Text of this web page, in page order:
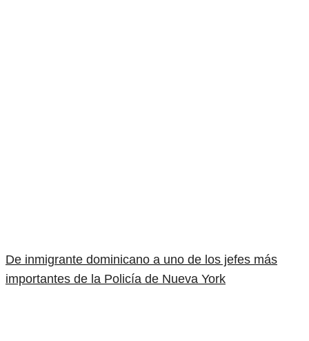
De inmigrante dominicano a uno de los jefes más
importantes de la Policía de Nueva York